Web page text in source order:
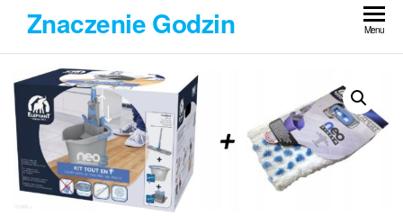
Przejdź
treści
Znaczenie Godzin Menu